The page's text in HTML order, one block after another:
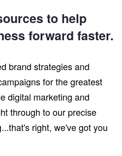
to help
forward faster.
brand strategies and
for the greatest
digital marketing and
through to our precise
right, we've got you